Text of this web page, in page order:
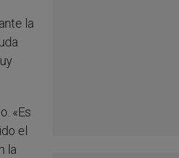
la
«Es
el
la